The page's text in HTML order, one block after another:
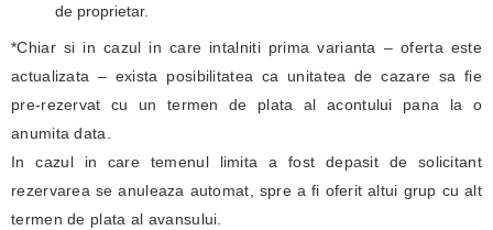
de proprietar.
*Chiar si in cazul in care intalniti prima varianta – oferta este
actualizata – exista posibilitatea ca unitatea de cazare sa fie
pre-rezervat cu un termen de plata al acontului pana la o
anumita data.
In cazul in care temenul limita a fost depasit de solicitant
rezervarea se anuleaza automat, spre a fi oferit altui grup cu alt
termen de plata al avansului.